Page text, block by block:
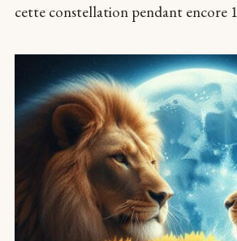
cette constellation pendant encore